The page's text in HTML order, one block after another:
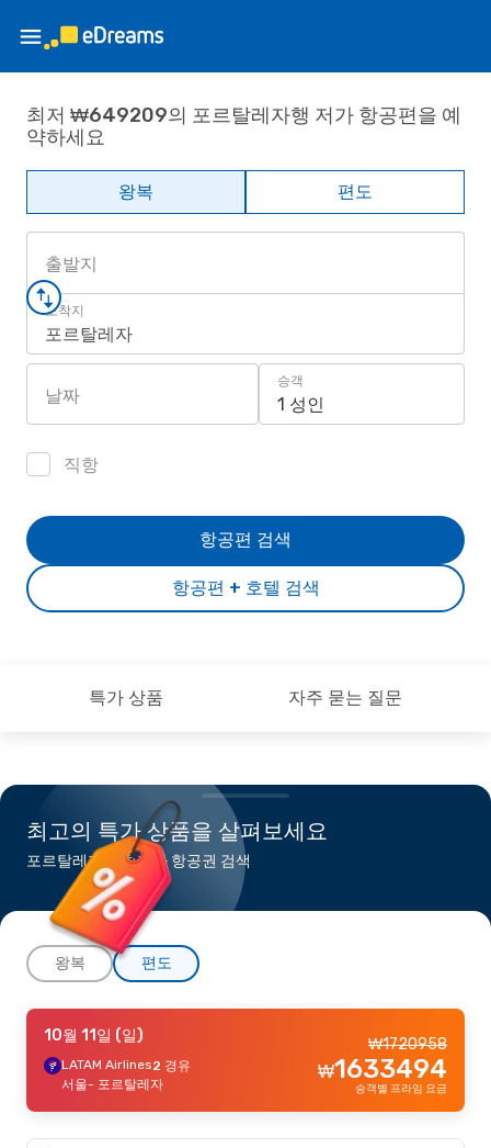
최저 ₩649209의 포르탈레자행 저가 항공편을 예
약하세요
왕복 편도
출발지
도착지
포르탈레자
날짜
승객
1 성인
직항
항공편 + 호텔 검색
항공편 검색
특가 상품 자주 묻는 질문
최고의 특가 상품을 살펴보세요
포르탈레자행 최저가 항공권 검색
왕복 편도
9월 19일 (토)- 9월 25일 (금)
산타렝- 포르탈레자
699077
₩
649209
₩
10월 11일 (일)
LATAM Airlines2 경유
서울- 포르탈레자
1720958
₩
1633494
₩
승객별 프라임 요금